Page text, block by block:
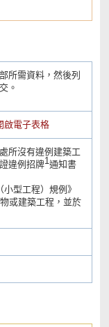
所需資料，然後列
。
啟電子表格
所沒有違例建築工
違例招牌1通知書
型工程）規例》
或建築工程，並於